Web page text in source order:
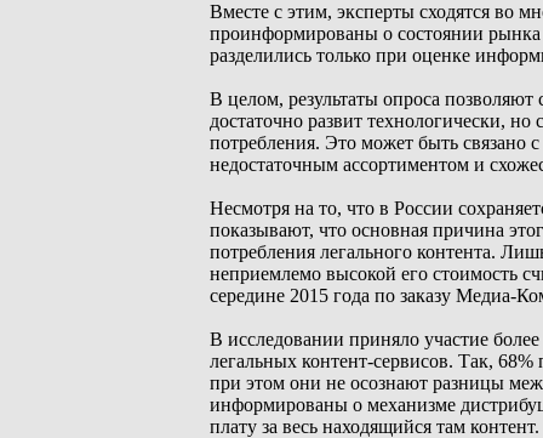
Вместе с этим, эксперты сходятся во
проинформированы о состоянии рынка
разделились только при оценке
В целом, результаты опроса позволяют
достаточно развит технологически,
потребления. Это может быть связано
недостаточным ассортиментом и
Несмотря на то, что в России
показывают, что основная причина
потребления легального контента.
неприемлемо высокой его стоимость
середине 2015 года по заказу
В исследовании приняло участие
легальных контент-сервисов. Так,
при этом они не осознают разницы
информированы о механизме
плату за весь находящийся там контент.